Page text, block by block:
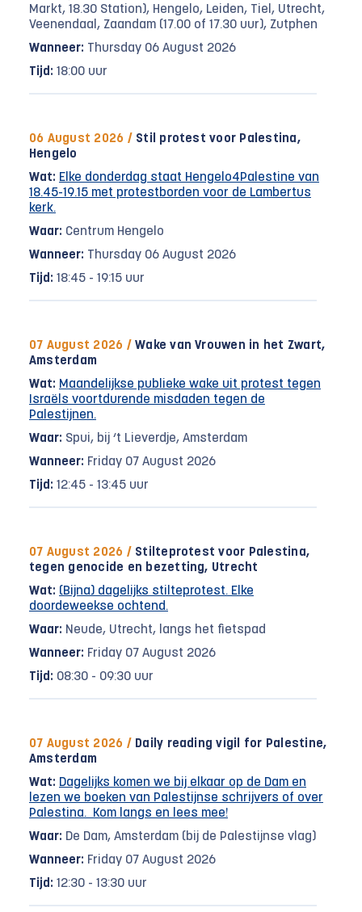
Markt, 18.30 Station), Hengelo, Leiden, Tiel, Utrecht,
Veenendaal, Zaandam (17.00 of 17.30 uur), Zutphen
Wanneer: Thursday 06 August 2026
Tijd: 18:00 uur
06 August 2026 / Stil protest voor Palestina,
Hengelo
Wat: Elke donderdag staat Hengelo4Palestine van
18.45-19.15 met protestborden voor de Lambertus
kerk.
Waar: Centrum Hengelo
Wanneer: Thursday 06 August 2026
Tijd: 18:45 - 19:15 uur
07 August 2026 / Wake van Vrouwen in het Zwart,
Amsterdam
Wat: Maandelijkse publieke wake uit protest tegen
Israëls voortdurende misdaden tegen de
Palestijnen.
Waar: Spui, bij ‘t Lieverdje, Amsterdam
Wanneer: Friday 07 August 2026
Tijd: 12:45 - 13:45 uur
07 August 2026 / Stilteprotest voor Palestina,
tegen genocide en bezetting, Utrecht
Wat: (Bijna) dagelijks stilteprotest. Elke
doordeweekse ochtend.
Waar: Neude, Utrecht, langs het fietspad
Wanneer: Friday 07 August 2026
Tijd: 08:30 - 09:30 uur
07 August 2026 / Daily reading vigil for Palestine,
Amsterdam
Wat: Dagelijks komen we bij elkaar op de Dam en
lezen we boeken van Palestijnse schrijvers of over
Palestina. Kom langs en lees mee!
Waar: De Dam, Amsterdam (bij de Palestijnse vlag)
Wanneer: Friday 07 August 2026
Tijd: 12:30 - 13:30 uur